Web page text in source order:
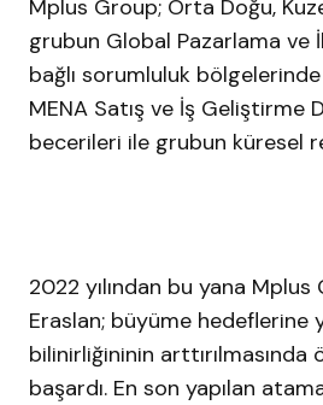
Mplus Group; Orta Doğu,
grubun Global Pazarlama ve
bağlı sorumluluk
MENA Satış ve İş Geliştirme
becerileri ile grubun küresel
2022 yılından bu yana
Eraslan; büyüme
bilinirliğininin
başardı. En son yapılan